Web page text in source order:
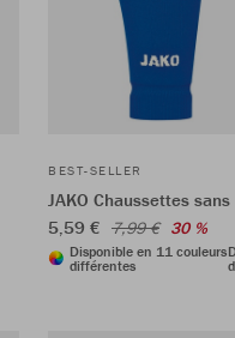
BEST-SELLER
JAKO Chaussettes
5,59 € 7,99 € 30 %
Disponible en 11 couleurs
différentes